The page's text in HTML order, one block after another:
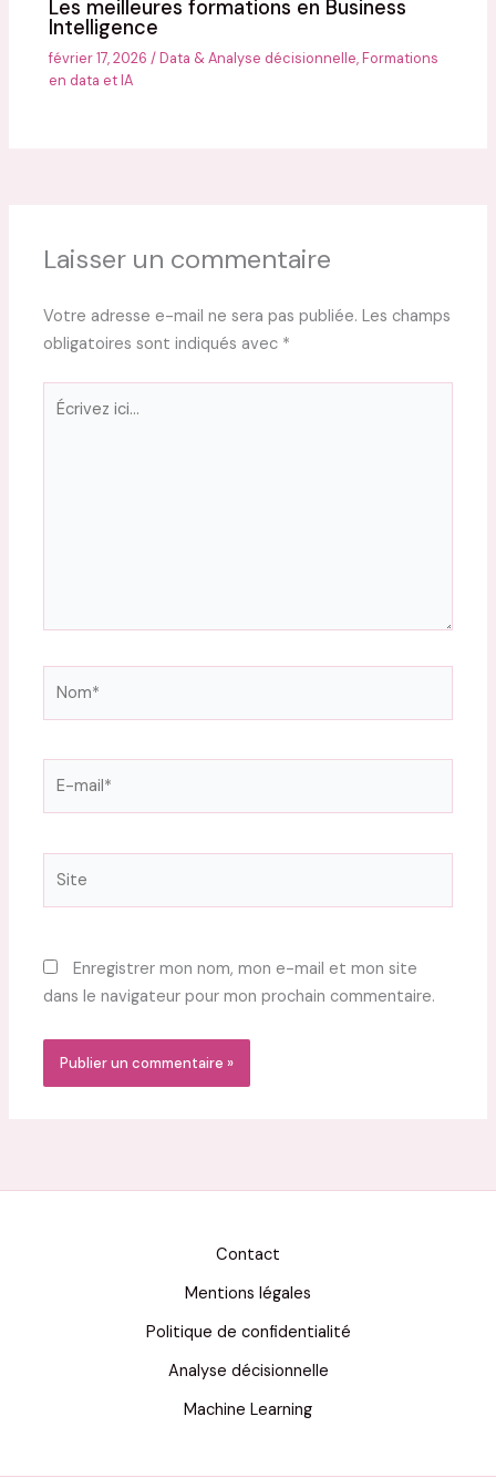
Les meilleures formations en Business
Intelligence
février 17, 2026/Data & Analyse décisionnelle,Formations
en data et IA
Laisser un commentaire
Votre adresse e-mail ne sera pas publiée. Les champs
obligatoires sont indiqués avec *
Écrivez
Enregistrer mon nom, mon e-mail et mon site
dans le navigateur pour mon prochain commentaire.
Contact
Mentions légales
Politique de confidentialité
Analyse décisionnelle
Machine Learning